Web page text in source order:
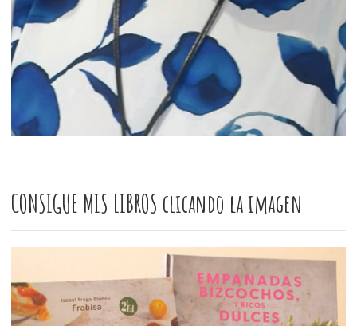
CONSIGUE MIS LIBROS clicando la imagen